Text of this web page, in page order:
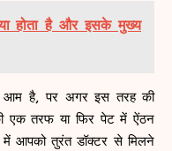
होता है और इसके मुख्य
आम है, पर अगर इस तरह की
एक तरफ या फिर पेट में ऐंठन
में आपको तुरंत डॉक्टर से मिलने